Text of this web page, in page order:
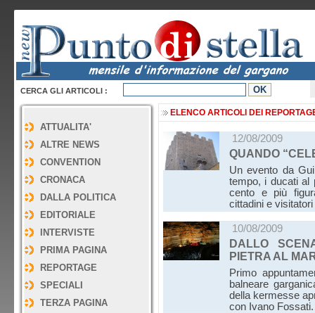
CERCA GLI ARTICOLI :
ATTUALITA'
ALTRE NEWS
CONVENTION
CRONACA
DALLA POLITICA
EDITORIALE
INTERVISTE
PRIMA PAGINA
REPORTAGE
SPECIALI
TERZA PAGINA
ELENCO ARTICOLI DEI
12/08/2009
QUANDO
Un evento da
tempo, i ducati al
cento e più
cittadini e
10/08/2009
DALLO
PIETRA AL
Primo
balneare
della kermesse
con Ivano